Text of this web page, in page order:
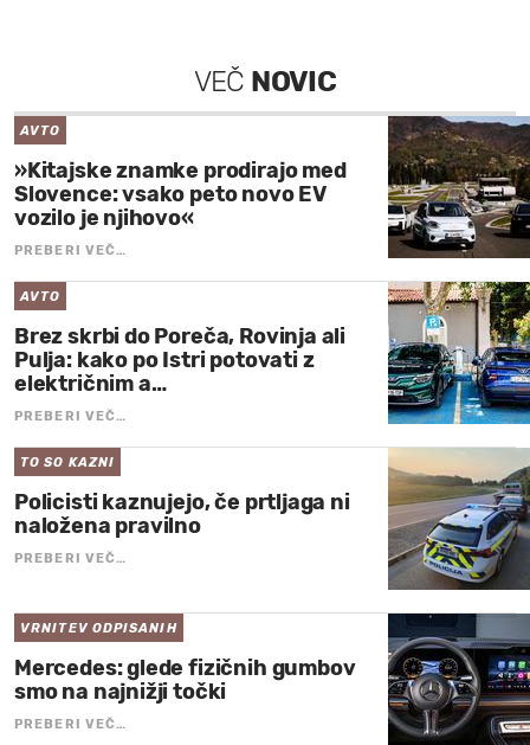
VEČ NOVIC
AVTO
»Kitajske znamke prodirajo med
Slovence: vsako peto novo EV
vozilo je njihovo«
PREBERI VEČ…
AVTO
Brez skrbi do Poreča, Rovinja ali
Pulja: kako po Istri potovati z
električnim a…
PREBERI VEČ…
TO SO KAZNI
Policisti kaznujejo, če prtljaga ni
naložena pravilno
PREBERI VEČ…
VRNITEV ODPISANIH
Mercedes: glede fizičnih gumbov
smo na najnižji točki
PREBERI VEČ…